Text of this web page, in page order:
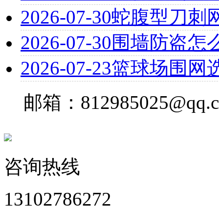
2026-07-30蛇腹型刀刺
2026-07-30围墙防盗怎
2026-07-23篮球场围网
邮箱：
咨询热线
13102786272